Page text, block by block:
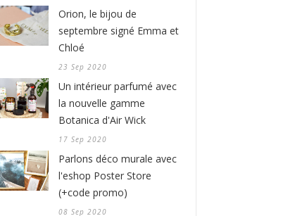
Orion, le bijou de
septembre signé Emma et
Chloé
23 Sep 2020
Un intérieur parfumé avec
la nouvelle gamme
Botanica d'Air Wick
17 Sep 2020
Parlons déco murale avec
l'eshop Poster Store
(+code promo)
08 Sep 2020